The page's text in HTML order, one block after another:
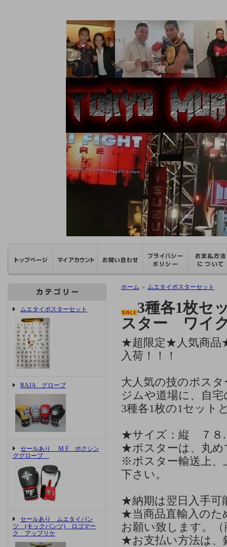
ムエタイポスターセット
RAJA グローブ
セールあり M F ボクシン
ググローブ
セールあり ムエタイパン
ツ (キックパンツ) ロゴマー
ク アップリケ
ホーム ＞ ムエタイポスターセット
3種各1枚
スター ワイ
★超限定★人気商
入荷！！！
大人気の技のポス
ジムや道場に、自
3種各1枚の1セット
★サイズ：縦 ７８.
★ポスターは、丸め
※ポスター輸送上、
下さい。
★納期は翌日入手可
★当商品直輸入のた
お願い致します。
★お支払い方法は、